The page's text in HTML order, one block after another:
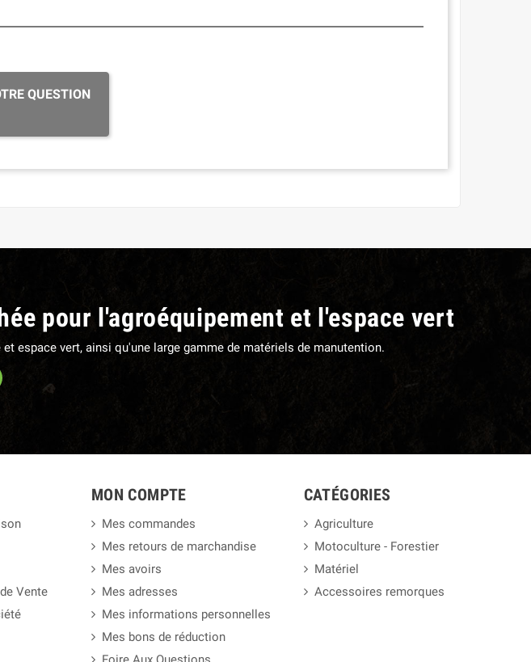
QUESTION
pour l'agroéquipement et l'espace vert
espace vert, ainsi qu'une large gamme de matériels de manutention.
Vente
MON COMPTE
Mes commandes
Mes retours de marchandise
Mes avoirs
Mes adresses
Mes informations personnelles
Mes bons de réduction
CATÉGORIES
Agriculture
Motoculture - Forestier
Matériel
Accessoires remorques